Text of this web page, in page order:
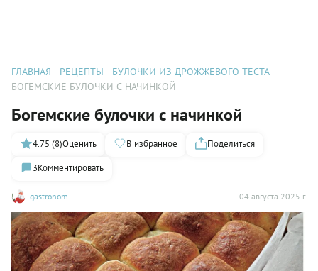
ГЛАВНАЯ РЕЦЕПТЫ
БУЛОЧКИ ИЗ ДРОЖЖЕВОГО ТЕСТА
БОГЕМСКИЕ БУЛОЧКИ С НАЧИНКОЙ
Богемские булочки с начинкой
gastronom 04 августа 2025 г.
4.75 (8)Оценить В избранное
Поделиться
3Комментировать